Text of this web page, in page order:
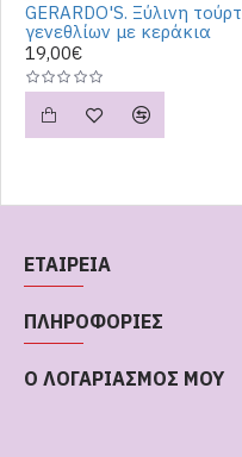
GERARDO'S. Ξύλινη
γενεθλίων με κεράκια
19,00€
ΕΤΑΙΡΕΙΑ
ΠΛΗΡΟΦΟΡΙΕΣ
Ο ΛΟΓΑΡΙΑΣΜΟΣ ΜΟΥ